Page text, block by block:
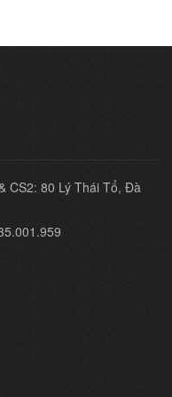
CS2: 80 Lý Thái Tổ, Đà